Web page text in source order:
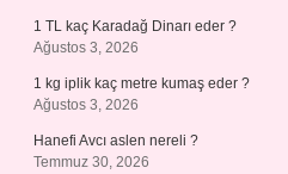
1 TL kaç Karadağ Dinarı eder ?
Ağustos 3, 2026
1 kg iplik kaç metre kumaş eder ?
Ağustos 3, 2026
Hanefi Avcı aslen nereli ?
Temmuz 30, 2026